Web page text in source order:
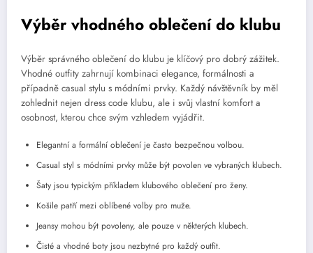
Výběr vhodného oblečení do klubu
Výběr správného oblečení do klubu je klíčový pro dobrý zážitek.
Vhodné outfity zahrnují kombinaci elegance, formálnosti a
případně casual stylu s módními prvky. Každý návštěvník by měl
zohlednit nejen dress code klubu, ale i svůj vlastní komfort a
osobnost, kterou chce svým vzhledem vyjádřit.
Elegantní a formální oblečení je často bezpečnou volbou.
Casual styl s módními prvky může být povolen ve vybraných klubech.
Šaty jsou typickým příkladem klubového oblečení pro ženy.
Košile patří mezi oblíbené volby pro muže.
Jeansy mohou být povoleny, ale pouze v některých klubech.
Čisté a vhodné boty jsou nezbytné pro každý outfit.